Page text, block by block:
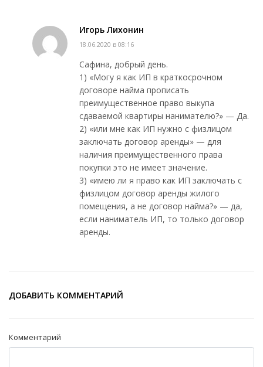
Игорь Лихонин
18.06.2020 в 08:16
Сафина, добрый день.
1) «Могу я как ИП в краткосрочном
договоре найма прописать
преимущественное право выкупа
сдаваемой квартиры нанимателю?» — Да.
2) «или мне как ИП нужно с физлицом
заключать договор аренды» — для
наличия преимущественного права
покупки это не имеет значение.
3) «имею ли я право как ИП заключать с
физлицом договор аренды жилого
помещения, а не договор найма?» — да,
если наниматель ИП, то только договор
аренды.
ДОБАВИТЬ КОММЕНТАРИЙ
Комментарий